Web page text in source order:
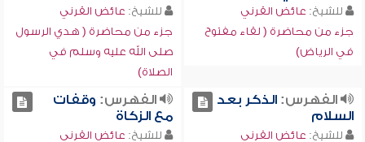
للشيخ: عائض القرني
جزء من محاضرة ( لقاء مفتوح
في الرياض)
للشيخ: عائض القرني
جزء من محاضرة ( هدي الرسول
صلى الله عليه وسلم في
الصلاة)
الفهرس:الذكر بعد
السلام
للشيخ: عائض القرني
الفهرس: وقفات
مع الزكاة
للشيخ: عائض القرني